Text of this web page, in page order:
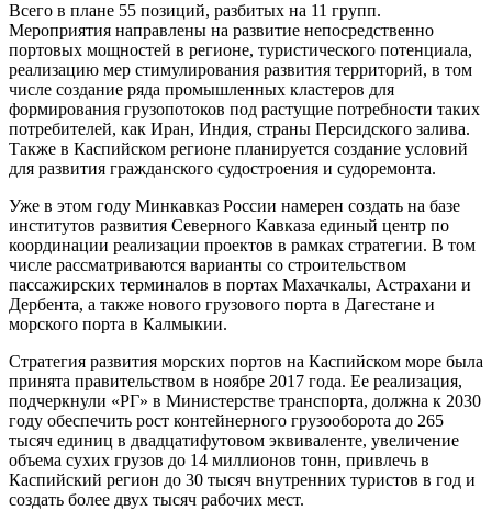
Всего в плане 55 позиций, разбитых на 11 групп.
Мероприятия направлены на развитие непосредственно
портовых мощностей в регионе, туристического потенциала,
реализацию мер стимулирования развития территорий, в том
числе создание ряда промышленных кластеров для
формирования грузопотоков под растущие потребности таких
потребителей, как Иран, Индия, страны Персидского залива.
Также в Каспийском регионе планируется создание условий
для развития гражданского судостроения и судоремонта.
Уже в этом году Минкавказ России намерен создать на базе
институтов развития Северного Кавказа единый центр по
координации реализации проектов в рамках стратегии. В том
числе рассматриваются варианты со строительством
пассажирских терминалов в портах Махачкалы, Астрахани и
Дербента, а также нового грузового порта в Дагестане и
морского порта в Калмыкии.
Стратегия развития морских портов на Каспийском море была
принята правительством в ноябре 2017 года. Ее реализация,
подчеркнули «РГ» в Министерстве транспорта, должна к 2030
году обеспечить рост контейнерного грузооборота до 265
тысяч единиц в двадцатифутовом эквиваленте, увеличение
объема сухих грузов до 14 миллионов тонн, привлечь в
Каспийский регион до 30 тысяч внутренних туристов в год и
создать более двух тысяч рабочих мест.